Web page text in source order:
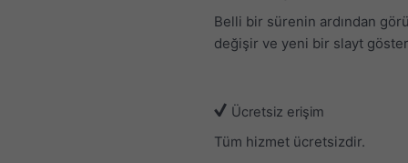
Belli bir sürenin ardından
değişir ve yeni bir slayt
Ücretsiz erişim
Tüm hizmet ücretsizdir.